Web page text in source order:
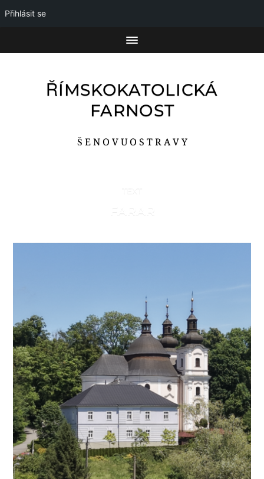
Přihlásit se
ŘÍMSKOKATOLICKÁ
FARNOST
Š E N O V U O S T R A V Y
FARAR